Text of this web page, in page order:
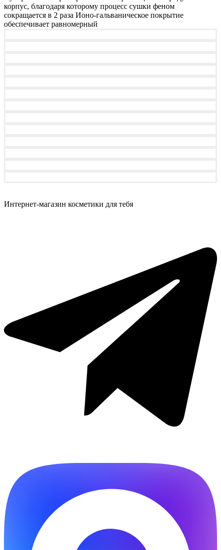
корпус, благодаря которому процесс сушки феном
сокращается в 2 раза Ионо-гальваническое покрытие
обеспечивает равномерный
Интернет-магазин косметики для тебя